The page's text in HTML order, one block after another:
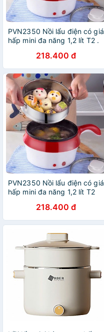
PVN2350 Nồi lẩu điện có giá
hấp mini đa năng 1,2 lít T2 .
218.400 đ
PVN2350 Nồi lẩu điện có giá
hấp mini đa năng 1,2 lít T2
218.400 đ